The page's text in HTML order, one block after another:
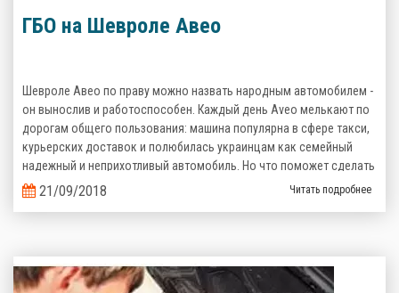
ГБО на Шевроле Авео
Шевроле Авео по праву можно назвать народным автомобилем -
он вынослив и работоспособен. Каждый день Aveo мелькают по
дорогам общего пользования: машина популярна в сфере такси,
курьерских доставок и полюбилась украинцам как семейный
надежный и неприхотливый автомобиль. Но что поможет сделать
его эксплуатацию еще более выгодной? Верно, комплект
газобаллонного оборудования, которое сэкономит кучу денег на
21/09/2018 Читать подробнее